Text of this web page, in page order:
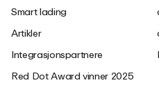
Smart lading
Artikler
Integrasjonspartnere
Red Dot Award vinner 2025